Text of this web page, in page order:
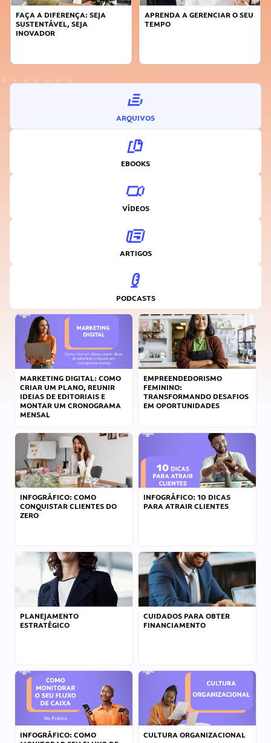
FAÇA A DIFERENÇA: SEJA
SUSTENTÁVEL, SEJA
INOVADOR
APRENDA A GERENCIAR O SEU
TEMPO
ARQUIVOS
EBOOKS
VÍDEOS
ARTIGOS
PODCASTS
MARKETING DIGITAL: COMO
CRIAR UM PLANO, REUNIR
IDEIAS DE EDITORIAIS E
MONTAR UM CRONOGRAMA
MENSAL
EMPREENDEDORISMO
FEMININO:
TRANSFORMANDO DESAFIOS
EM OPORTUNIDADES
INFOGRÁFICO: COMO
CONQUISTAR CLIENTES DO
ZERO
INFOGRÁFICO: 10 DICAS
PARA ATRAIR CLIENTES
PLANEJAMENTO
ESTRATÉGICO
CUIDADOS PARA OBTER
FINANCIAMENTO
INFOGRÁFICO: COMO
CULTURA ORGANIZACIONAL